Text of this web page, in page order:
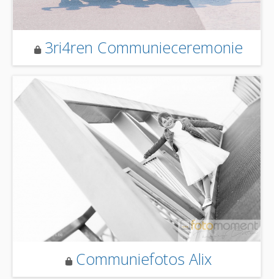
3ri4ren Communieceremonie
Communiefotos Alix